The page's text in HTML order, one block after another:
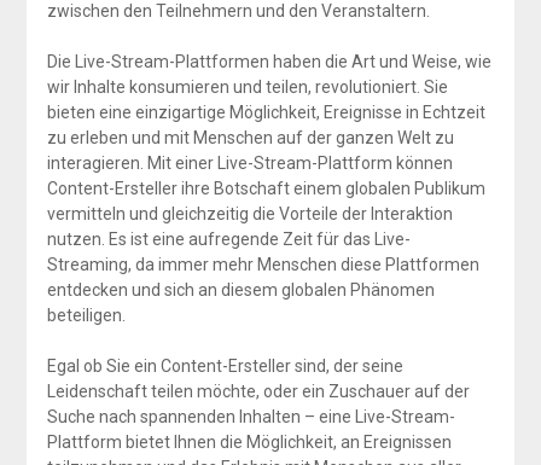
zwischen den Teilnehmern und den Veranstaltern.
Die Live-Stream-Plattformen haben die Art und Weise, wie
wir Inhalte konsumieren und teilen, revolutioniert. Sie
bieten eine einzigartige Möglichkeit, Ereignisse in Echtzeit
zu erleben und mit Menschen auf der ganzen Welt zu
interagieren. Mit einer Live-Stream-Plattform können
Content-Ersteller ihre Botschaft einem globalen Publikum
vermitteln und gleichzeitig die Vorteile der Interaktion
nutzen. Es ist eine aufregende Zeit für das Live-
Streaming, da immer mehr Menschen diese Plattformen
entdecken und sich an diesem globalen Phänomen
beteiligen.
Egal ob Sie ein Content-Ersteller sind, der seine
Leidenschaft teilen möchte, oder ein Zuschauer auf der
Suche nach spannenden Inhalten – eine Live-Stream-
Plattform bietet Ihnen die Möglichkeit, an Ereignissen